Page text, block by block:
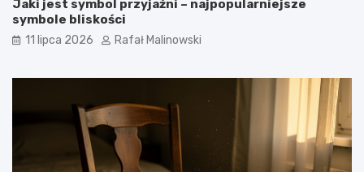
Jaki jest symbol przyjaźni – najpopularniejsze
symbole bliskości
11 lipca 2026 Rafał Malinowski